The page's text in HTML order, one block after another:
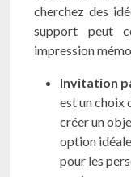
cherchez des
support peut
impression
Invitation
est un choix
créer un
option
pour les